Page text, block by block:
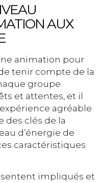
AUX
animation pour
tenir compte de la
groupe
et attentes, et il
agréable
des clés de la
d’énergie de
caractéristiques
sentent impliqués et